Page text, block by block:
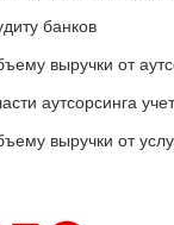
банков
выручки от
аутсорсинга
выручки от